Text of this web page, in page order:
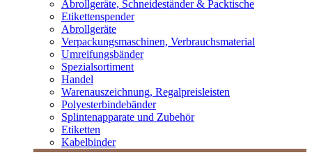
Abrollgeräte, Schneideständer & Packtische
Etikettenspender
Abrollgeräte
Verpackungsmaschinen, Verbrauchsmaterial
Umreifungsbänder
Spezialsortiment
Handel
Warenauszeichnung, Regalpreisleisten
Polyesterbindebänder
Splintenapparate und Zubehör
Etiketten
Kabelbinder